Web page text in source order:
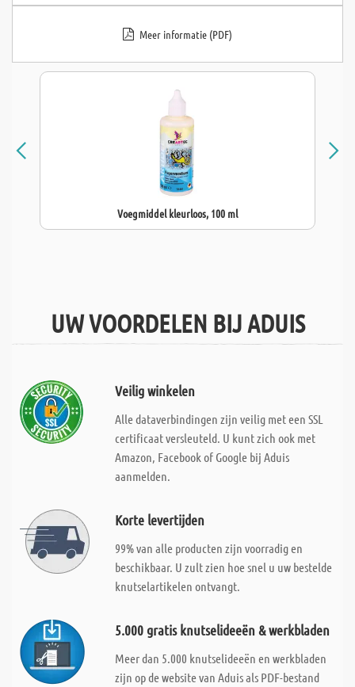
Meer informatie (PDF)
Voegmiddel kleurloos, 100 ml
UW VOORDELEN BIJ ADUIS
Veilig winkelen
Alle dataverbindingen zijn veilig met een SSL
certificaat versleuteld. U kunt zich ook met
Amazon, Facebook of Google bij Aduis
aanmelden.
Korte levertijden
99% van alle producten zijn voorradig en
beschikbaar. U zult zien hoe snel u uw bestelde
knutselartikelen ontvangt.
5.000 gratis knutselideeën & werkbladen
Meer dan 5.000 knutselideeën en werkbladen
zijn op de website van Aduis als PDF-bestand